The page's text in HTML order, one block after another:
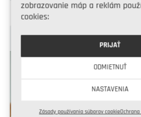
zobrazovanie máp a reklám
cookies:
PRIJAŤ
ODMIETNUŤ
NASTAVENIA
Zásady používania súborov cookie
9. TUŠÍTE, ČO JE